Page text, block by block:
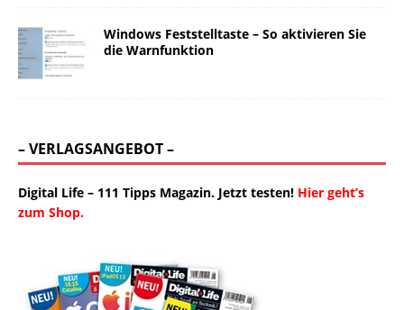
Windows Feststelltaste – So aktivieren Sie
die Warnfunktion
– VERLAGSANGEBOT –
Digital Life – 111 Tipps Magazin. Jetzt testen! Hier geht’s
zum Shop.